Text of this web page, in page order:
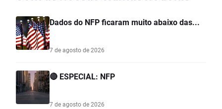
Dados do NFP ficaram muito abaixo das...
7 de agosto de 2026
🔴 ESPECIAL: NFP
7 de agosto de 2026